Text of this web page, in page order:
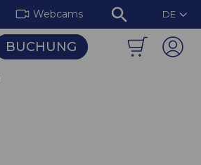
Webcams DE
BUCHUNG